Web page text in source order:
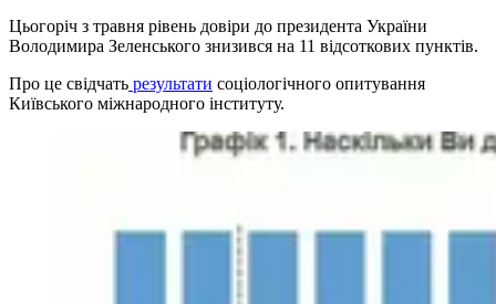
Цьогоріч з травня рівень довіри до президента України
Володимира Зеленського знизився на 11 відсоткових пунктів.
Про це свідчать результати соціологічного опитування
Київського міжнародного інституту.